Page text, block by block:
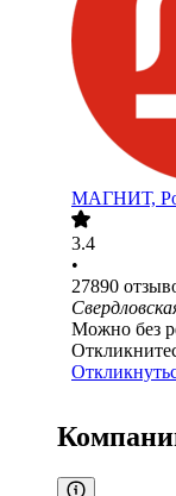
МАГНИТ,
3.4
•
27890
Можно без